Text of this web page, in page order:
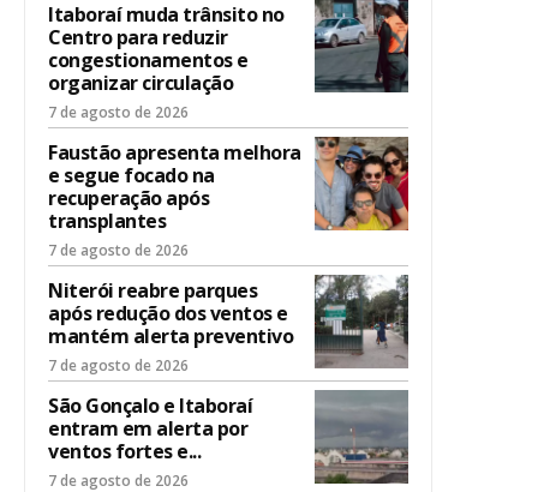
Itaboraí muda trânsito no
Centro para reduzir
congestionamentos e
organizar circulação
7 de agosto de 2026
Faustão apresenta melhora
e segue focado na
recuperação após
transplantes
7 de agosto de 2026
Niterói reabre parques
após redução dos ventos e
mantém alerta preventivo
7 de agosto de 2026
São Gonçalo e Itaboraí
entram em alerta por
ventos fortes e...
7 de agosto de 2026